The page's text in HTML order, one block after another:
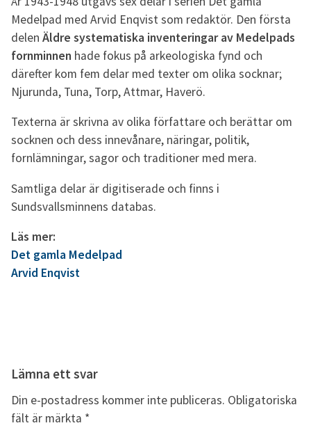
Medelpad med Arvid Enqvist som redaktör. Den första
delen Äldre systematiska inventeringar av Medelpads
fornminnen hade fokus på arkeologiska fynd och
därefter kom fem delar med texter om olika socknar;
Njurunda, Tuna, Torp, Attmar, Haverö.
Texterna är skrivna av olika författare och berättar om
socknen och dess innevånare, näringar, politik,
fornlämningar, sagor och traditioner med mera.
Samtliga delar är digitiserade och finns i
Sundsvallsminnens databas.
Läs mer:
Det gamla Medelpad
Arvid Enqvist
Lämna ett svar
Din e-postadress kommer inte publiceras. Obligatoriska
fält är märkta *